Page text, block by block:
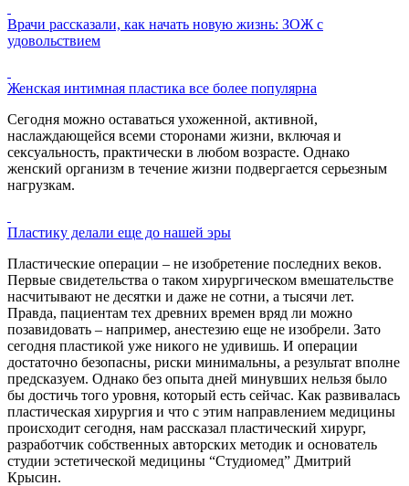
Врачи рассказали, как начать новую жизнь: ЗОЖ с
удовольствием
Женская интимная пластика все более популярна
Сегодня можно оставаться ухоженной, активной,
наслаждающейся всеми сторонами жизни, включая и
сексуальность, практически в любом возрасте. Однако
женский организм в течение жизни подвергается серьезным
нагрузкам.
Пластику делали еще до нашей эры
Пластические операции – не изобретение последних веков.
Первые свидетельства о таком хирургическом вмешательстве
насчитывают не десятки и даже не сотни, а тысячи лет.
Правда, пациентам тех древних времен вряд ли можно
позавидовать – например, анестезию еще не изобрели. Зато
сегодня пластикой уже никого не удивишь. И операции
достаточно безопасны, риски минимальны, а результат вполне
предсказуем. Однако без опыта дней минувших нельзя было
бы достичь того уровня, который есть сейчас. Как развивалась
пластическая хирургия и что с этим направлением медицины
происходит сегодня, нам рассказал пластический хирург,
разработчик собственных авторских методик и основатель
студии эстетической медицины “Студиомед” Дмитрий
Крысин.